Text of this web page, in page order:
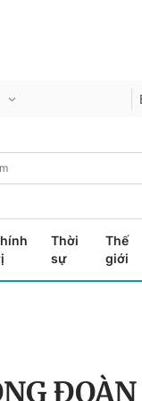
Thời
sự
Thế
giới